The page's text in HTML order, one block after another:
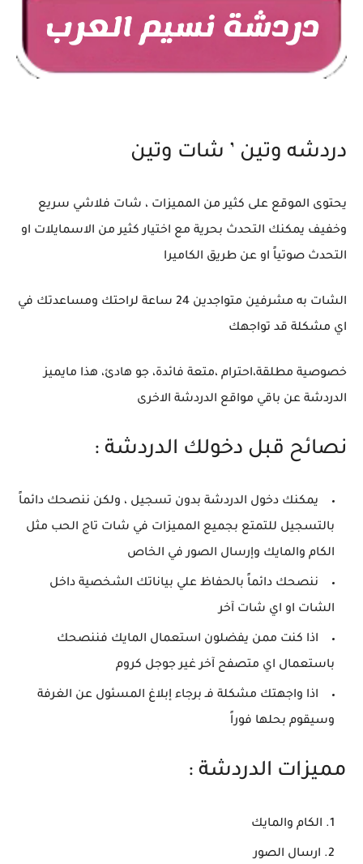
دردشه وتين ’ شات وتين
يحتوى الموقع على كثير من المميزات ، شات فلاشي سريع
وخفيف يمكنك التحدث بحرية مع اختيار كثير من الاسمايلات او
التحدث صوتياً او عن طريق الكاميرا
الشات به مشرفين متواجدين 24 ساعة لراحتك ومساعدتك في
اي مشكلة قد تواجهك
خصوصية مطلقة،احترام ،متعة فائدة، جو هادئ، هذا مايميز
الدردشة عن باقي مواقع الدردشة الاخرى
نصائح قبل دخولك الدردشة :
يمكنك دخول الدردشة بدون تسجيل ، ولكن ننصحك دائماً
بالتسجيل للتمتع بجميع المميزات في شات تاج الحب مثل
الكام والمايك وإرسال الصور في الخاص
ننصحك دائماً بالحفاظ علي بياناتك الشخصية داخل
الشات او اي شات آخر
اذا كنت ممن يفضلون استعمال المايك فننصحك
باستعمال اي متصفح آخر غير جوجل كروم
اذا واجهتك مشكلة فـ برجاء إبلاغ المسئول عن الغرفة
وسيقوم بحلها فوراً
مميزات الدردشة :
الكام والمايك
ارسال الصور